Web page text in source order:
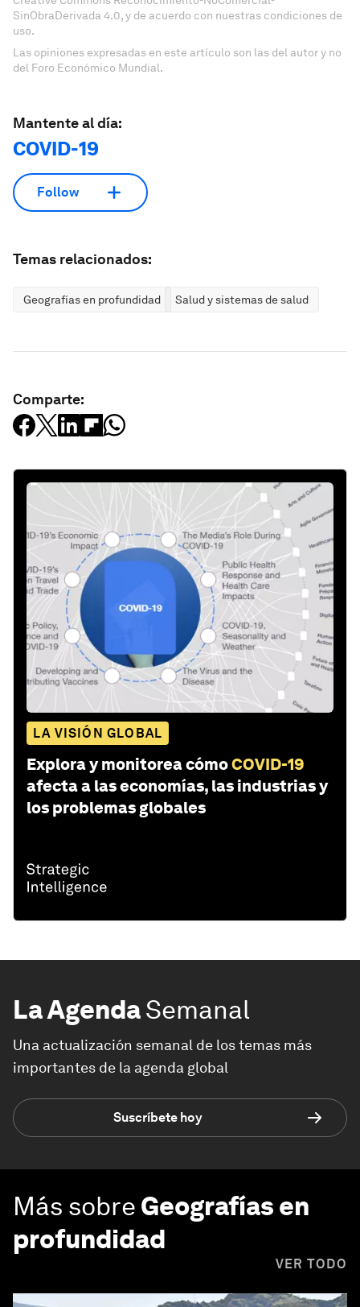
SinObraDerivada 4.0, y de acuerdo con nuestras condiciones de
uso.
Las opiniones expresadas en este artículo son las del autor y no
del Foro Económico Mundial.
Mantente al día:
COVID-19
Follow
Temas relacionados:
Geografías en profundidad Salud y sistemas de salud
Comparte:
LA VISIÓN GLOBAL
Explora y monitorea cómoCOVID-19
afecta a las economías, las industrias y
los problemas globales
La AgendaSemanal
Una actualización semanal de los temas más
importantes de la agenda global
Suscríbete hoy
Más sobre Geografías en
profundidad
VER TODO